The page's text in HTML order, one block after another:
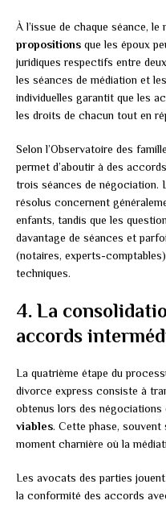
À l’issue de chaque séance, le
propositions que les époux
juridiques respectifs entre
les séances de médiation et
individuelles garantit que les
les droits de chacun tout en
Selon l’Observatoire des
permet d’aboutir à des
trois séances de négociation.
résolus concernent
enfants, tandis que les
davantage de séances et
(notaires, experts-
techniques.
4. La
accords
La quatrième étape du
divorce express consiste à
obtenus lors des négociations
viables. Cette phase, souvent
moment charnière où la
Les avocats des parties
la conformité des accords